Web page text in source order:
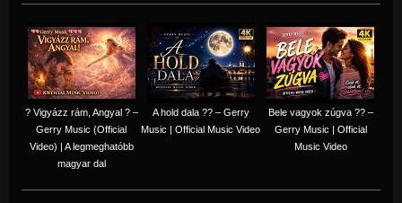
? Vigyázz rám, Angyal ? –
Gerry Music (Official
Video) | A legmeghatóbb
magyar dal
A hold dala ?? – Gerry
Music | Official Music Video
Bele vagyok zúgva ?? –
Gerry Music | Official
Music Video